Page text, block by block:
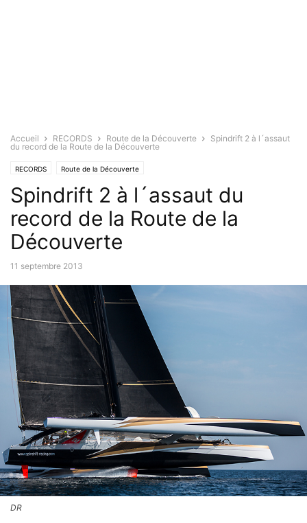
Accueil RECORDS Route de la Découverte
Spindrift 2 à l´assaut
du record de la Route de la Découverte
RECORDS Route de la Découverte
Spindrift 2 à l´assaut du
record de la Route de la
Découverte
11 septembre 2013
DR